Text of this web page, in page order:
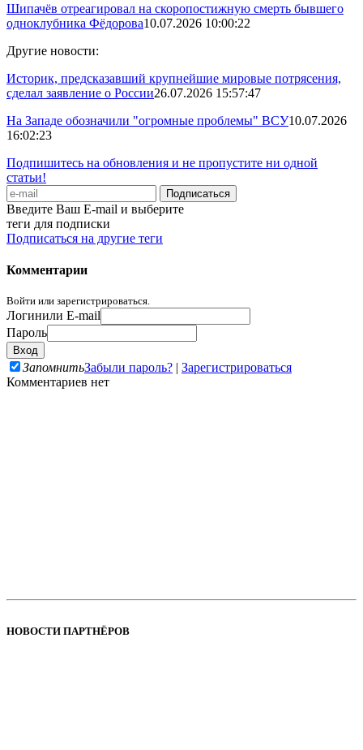
Шипачёв отреагировал на скоропостижную смерть бывшего
одноклубника Фёдорова10.07.2026 10:00:22
Другие новости:
Историк, предсказавший крупнейшие мировые потрясения,
сделал заявление о России26.07.2026 15:57:47
На Западе обозначили "огромные проблемы" ВСУ10.07.2026
16:02:23
Подпишитесь на обновления и не пропустите ни одной
статьи!
Введите Ваш E-mail и выберите
теги для подписки
Подписаться на другие теги
Комментарии
Войти или зарегистрироваться.
Логинили E-mail
Пароль
ЗапомнитьЗабыли пароль? | Зарегистрироваться
Комментариев нет
НОВОСТИ ПАРТНЁРОВ